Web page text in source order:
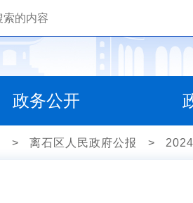
政务公开
> 离石区人民政府公报 >